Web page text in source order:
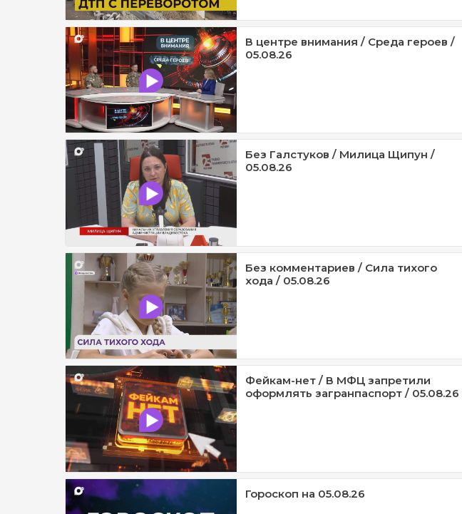
В центре внимания / Среда героев /
05.08.26
Без Галстуков / Милица Щипун /
05.08.26
Без комментариев / Сила тихого
хода / 05.08.26
Фейкам-нет / В МФЦ запретили
оформлять загранпаспорт / 05.08.26
Гороскоп на 05.08.26